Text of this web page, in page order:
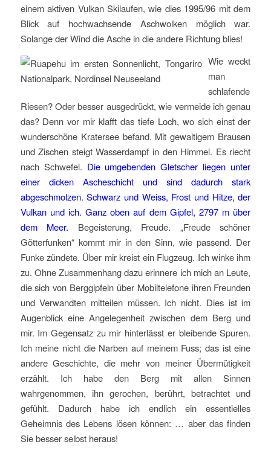
einem aktiven Vulkan Skilaufen, wie dies 1995/96 mit dem
Blick auf hochwachsende Aschwolken möglich war.
Solange der Wind die Asche in die andere Richtung blies!
Wie weckt
man
schlafende
Riesen? Oder besser ausgedrückt, wie vermeide ich genau
das? Denn vor mir klafft das tiefe Loch, wo sich einst der
wunderschöne Kratersee befand. Mit gewaltigem Brausen
und Zischen steigt Wasserdampf in den Himmel. Es riecht
nach Schwefel. Die umgebenden Gletscher liegen unter
einer dicken Ascheschicht und sind dadurch stark
abgeschmolzen. Schwarz und Weiss, Frost und Hitze, der
Vulkan und ich. Ganz oben auf dem Gipfel, 2797 m über
dem Meer. Begeisterung, Freude. „Freude schöner
Götterfunken“ kommt mir in den Sinn, wie passend. Der
Funke zündete. Über mir kreist ein Flugzeug. Ich winke ihm
zu. Ohne Zusammenhang dazu erinnere ich mich an Leute,
die sich von Berggipfeln über Mobiltelefone ihren Freunden
und Verwandten mitteilen müssen. Ich nicht. Dies ist im
Augenblick eine Angelegenheit zwischen dem Berg und
mir. Im Gegensatz zu mir hinterlässt er bleibende Spuren.
Ich meine nicht die Narben auf meinem Fuss; das ist eine
andere Geschichte, die mehr von meiner Übermütigkeit
erzählt. Ich habe den Berg mit allen Sinnen
wahrgenommen, ihn gerochen, berührt, betrachtet und
gefühlt. Dadurch habe ich endlich ein essentielles
Geheimnis des Lebens lösen können: … aber das finden
Sie besser selbst heraus!